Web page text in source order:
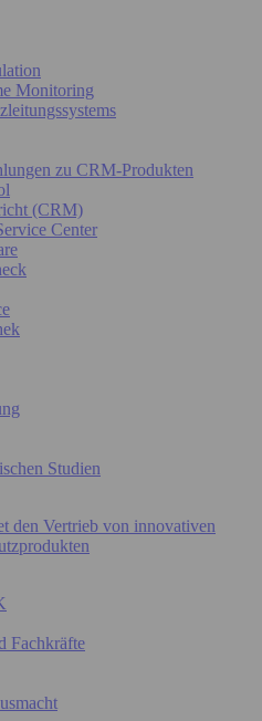
Monitoring
zu CRM-Produkten
(CRM)
Center
Studien
den Vertrieb von innovativen
Fachkräfte